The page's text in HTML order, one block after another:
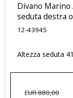
Divano Marino
seduta destra
12-43945
Altezza seduta
EUR 880,00